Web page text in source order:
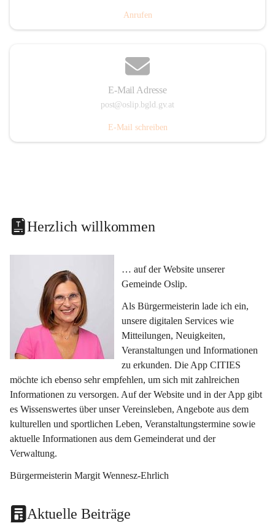
Anrufen
E-Mail Adresse
post@oslip.bgld.gv.at
E-Mail schreiben
Herzlich willkommen
… auf der Website unserer
Gemeinde Oslip.
Als Bürgermeisterin lade ich ein,
unsere digitalen Services wie
Mitteilungen, Neuigkeiten,
Veranstaltungen und Informationen
zu erkunden. Die App CITIES
möchte ich ebenso sehr empfehlen, um sich mit zahlreichen
Informationen zu versorgen. Auf der Website und in der App gibt
es Wissenswertes über unser Vereinsleben, Angebote aus dem
kulturellen und sportlichen Leben, Veranstaltungstermine sowie
aktuelle Informationen aus dem Gemeinderat und der
Verwaltung.
Bürgermeisterin Margit Wennesz-Ehrlich
Aktuelle Beiträge